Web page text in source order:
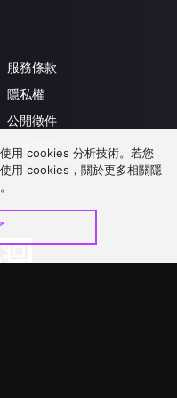
服務條款
隱私權
公開徵件
合作洽談
用 cookies 分析技術。若您
用 cookies，關於更多相關隱
。